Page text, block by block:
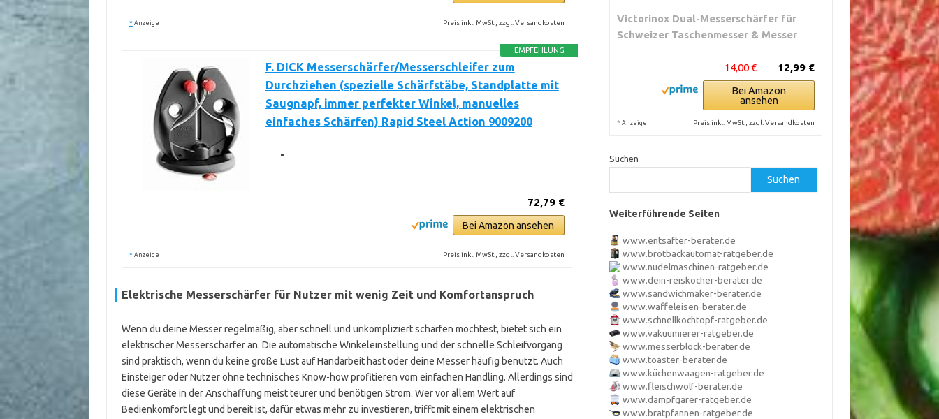
* Anzeige Preis inkl. MwSt., zzgl. Versandkosten
EMPFEHLUNG
F. DICK Messerschärfer/Messerschleifer zum
Durchziehen (spezielle Schärfstäbe, Standplatte mit
Saugnapf, immer perfekter Winkel, manuelles
einfaches Schärfen) Rapid Steel Action 9009200
72,79 €
Bei Amazon ansehen
* Anzeige Preis inkl. MwSt., zzgl. Versandkosten
Elektrische Messerschärfer für Nutzer mit wenig Zeit und Komfortanspruch
Wenn du deine Messer regelmäßig, aber schnell und unkompliziert schärfen möchtest, bietet sich ein
elektrischer Messerschärfer an. Die automatische Winkeleinstellung und der schnelle Schleifvorgang
sind praktisch, wenn du keine große Lust auf Handarbeit hast oder deine Messer häufig benutzt. Auch
Einsteiger oder Nutzer ohne technisches Know-how profitieren vom einfachen Handling. Allerdings sind
diese Geräte in der Anschaffung meist teurer und benötigen Strom. Wer vor allem Wert auf
Bedienkomfort legt und bereit ist, dafür etwas mehr zu investieren, trifft mit einem elektrischen
Victorinox Dual-Messerschärfer für
Schweizer Taschenmesser & Messer
12,99 €
14,00 €
Bei Amazon
ansehen
* Anzeige Preis inkl. MwSt., zzgl. Versandkosten
Suchen
Suchen
Weiterführende Seiten
www.entsafter-berater.de
www.brotbackautomat-ratgeber.de
www.nudelmaschinen-ratgeber.de
www.dein-reiskocher-berater.de
www.sandwichmaker-berater.de
www.waffeleisen-berater.de
www.schnellkochtopf-ratgeber.de
www.vakuumierer-ratgeber.de
www.messerblock-berater.de
www.toaster-berater.de
www.küchenwaagen-ratgeber.de
www.fleischwolf-berater.de
www.dampfgarer-ratgeber.de
www.bratpfannen-ratgeber.de